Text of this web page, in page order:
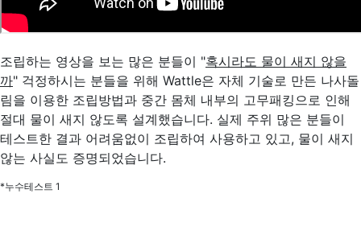
조립하는 영상을 보는 많은 분들이 "혹시라도 물이 새지 않을
까" 걱정하시는 분들을 위해 Wattle은 자체 기술로 만든 나사돌
림을 이용한 조립방법과 중간 몸체 내부의 고무패킹으로 인해
절대 물이 새지 않도록 설계했습니다. 실제 주위 많은 분들이
테스트한 결과 어려움없이 조립하여 사용하고 있고, 물이 새지
않는 사실도 증명되었습니다.
*누수테스트 1